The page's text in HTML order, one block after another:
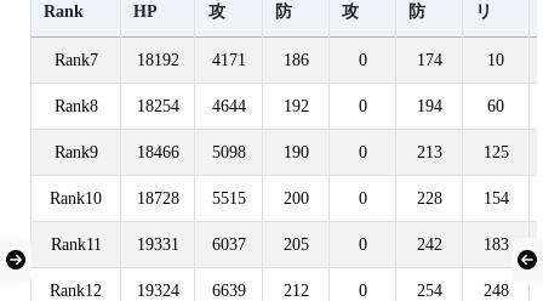
Rank HP
攻
防
攻
防
リ
Rank7 18192 4171 186 0 174 10
Rank8 18254 4644 192 0 194 60
Rank9 18466 5098 190 0 213 125
Rank10 18728 5515 200 0 228 154
Rank11 19331 6037 205 0 242 183
Rank12 19324 6639 212 0 254 248